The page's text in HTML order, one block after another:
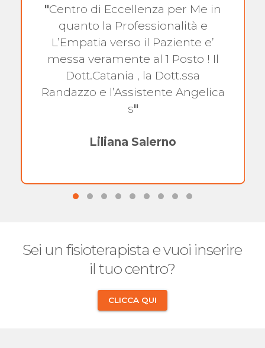
"Centro di Eccellenza per Me in
quanto la Professionalità e
L’Empatia verso il Paziente e’
messa veramente al 1 Posto ! Il
Dott.Catania , la Dott.ssa
Randazzo e l’Assistente Angelica
s"
Liliana Salerno
Sei un fisioterapista e vuoi inserire
il tuo centro?
CLICCA QUI